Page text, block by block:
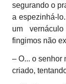
segurando o
a espezinhá-
um
fingimos não
– O... o senhor
criado,